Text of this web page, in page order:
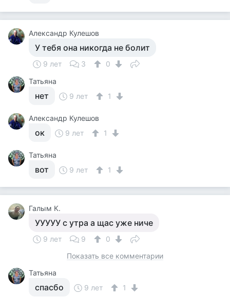
Александр Кулешов
У тебя она никогда не болит
9 лет 3
0
Татьяна
нет 9 лет 1
Александр Кулешов
ок 9 лет 1
Татьяна
вот 9 лет 1
Галым К.
УУУУУ с утра а щас уже ниче
9 лет 9
0
Показать все комментарии
Татьяна
спасбо 9 лет 1